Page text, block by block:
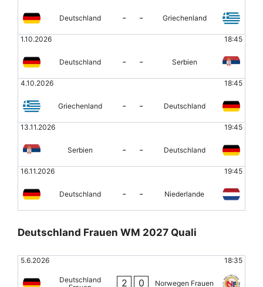
Deutschland - - Griechenland
1.10.2026 18:45
Deutschland - - Serbien
4.10.2026 18:45
Griechenland - - Deutschland
13.11.2026 19:45
Serbien - - Deutschland
16.11.2026 19:45
Deutschland - - Niederlande
Deutschland Frauen WM 2027 Quali
5.6.2026 18:35
Deutschland
2 0 Norwegen Frauen